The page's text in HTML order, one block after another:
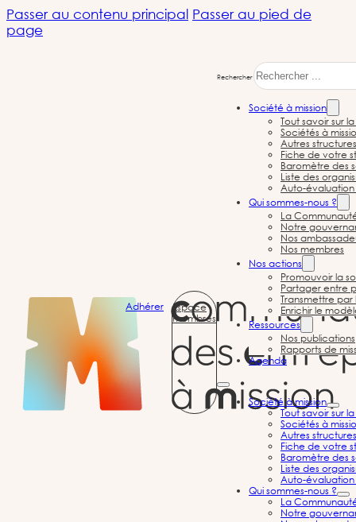
Passer au contenu principal Passer au pied de
page
Adhérer
Espace
membres
Rechercher
Société à mission
Tout savoir sur
Sociétés à
Autres
Fiche de votre
Baromètre des
Liste des
Auto-évaluation
Qui sommes-nous ?
La
Notre
Nos
Nos membres
Nos actions
Promouvoir la
Partager entre
Transmettre
Enrichir le
Ressources
Nos publications
Rapports de
Agenda
Société à mission
Tout savoir sur
Sociétés à
Autres
Fiche de votre
Baromètre des
Liste des
Auto-évaluation
Qui sommes-nous ?
La
Notre
Société à mission
← Toutes les sociétés à mission
Conseil, accompagnement et formation en
Autres activités spécialisées, scientifiques et techniques